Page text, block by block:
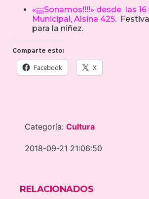
«¡¡¡¡Sonamos!!!!» desde las
Municipal, Alsina 425.
para la niñez.
Comparte esto:
Facebook X
Categoría: Cultura
2018-09-21 21:06:50
RELACIONADOS